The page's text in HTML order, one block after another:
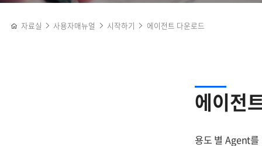
자료실 사용자매뉴얼 시작하기 에이전트 다운로드
에이전
용도 별 Agent를